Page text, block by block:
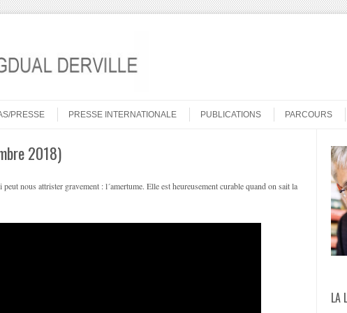
PRESSE PRESSE INTERNATIONALE PUBLICATIONS PARCOURS
2018)
nous attrister gravement : l´amertume. Elle est heureusement curable quand on sait la
LA